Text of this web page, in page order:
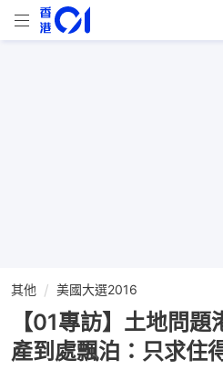
其他 美國大選2016
【01專訪】土地問
產到處飄泊：只求住